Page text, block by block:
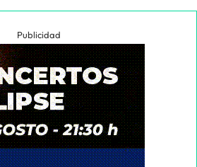
Publicidad